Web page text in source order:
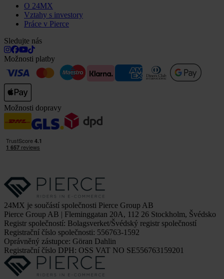
O 24MX
Vztahy s investory
Práce v Pierce
Sledujte nás
Možnosti platby
Možnosti dopravy
24MX je součástí společnosti Pierce Group AB
Pierce Group AB | Fleminggatan 20A, 112 26 Stockholm, Švédsko
Registr společností: Bolagsverket/Švédský registr společností
Registrační číslo společnosti: 556763-1592
Oprávněný zástupce: Göran Dahlin
Registrační číslo DPH: OSS VAT NO SE556763159201